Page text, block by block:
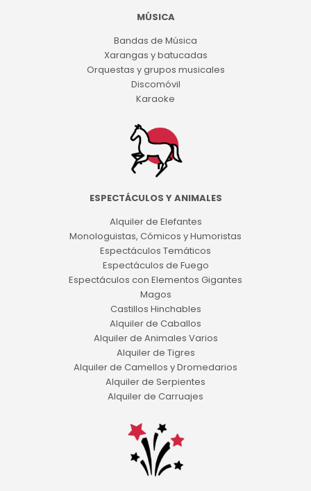
MÚSICA
Bandas de Música
Xarangas y batucadas
Orquestas y grupos musicales
Discomóvil
Karaoke
ESPECTÁCULOS Y ANIMALES
Alquiler de Elefantes
Monologuistas, Cómicos y Humoristas
Espectáculos Temáticos
Espectáculos de Fuego
Espectáculos con Elementos Gigantes
Magos
Castillos Hinchables
Alquiler de Caballos
Alquiler de Animales Varios
Alquiler de Tigres
Alquiler de Camellos y Dromedarios
Alquiler de Serpientes
Alquiler de Carruajes